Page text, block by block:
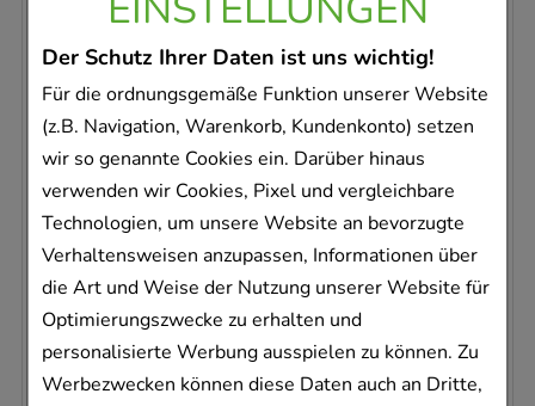
Der Schutz Ihrer Daten ist uns wichtig!
Für die ordnungsgemäße Funktion unserer Website
(z.B. Navigation, Warenkorb, Kundenkonto) setzen
wir so genannte Cookies ein. Darüber hinaus
verwenden wir Cookies, Pixel und vergleichbare
Technologien, um unsere Website an bevorzugte
Verhaltensweisen anzupassen, Informationen über
die Art und Weise der Nutzung unserer Website für
Optimierungszwecke zu erhalten und
personalisierte Werbung ausspielen zu können. Zu
Werbezwecken können diese Daten auch an Dritte,
AURUM/APIS regina comp.Globuli
WALA Heilmittel GmbH
20g
Globuli
08784219
Sofort lieferbar
AVP:12,79 €²